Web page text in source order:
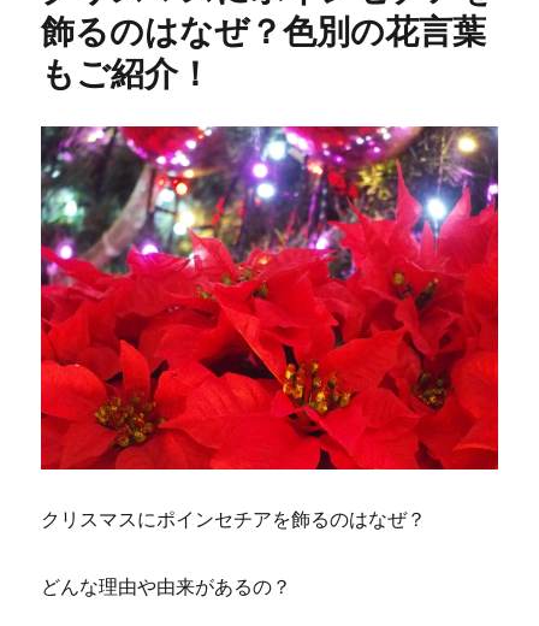
飾るのはなぜ？色別の花言葉
もご紹介！
クリスマスにポインセチアを飾るのはなぜ？
どんな理由や由来があるの？